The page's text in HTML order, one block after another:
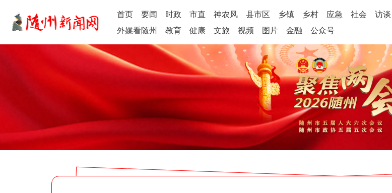
首页 要闻 时政 市直 神农风 县市区 乡镇 乡村 应急 社会 访谈
外媒看随州
教育 健康 文旅 视频 图片 金融 公众号